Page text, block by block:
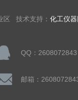
区 技术支持： 化工仪
QQ：2608072843
邮箱：